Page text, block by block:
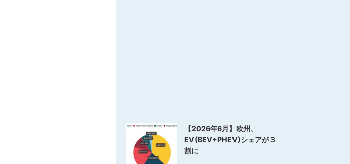
【2026年6月】欧州、
EV(BEV+PHEV)シェアが３
割に